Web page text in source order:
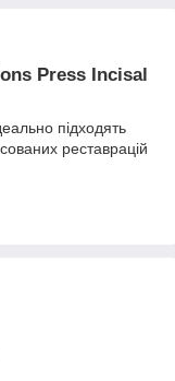
Press Incisal
підходять
реставрацій